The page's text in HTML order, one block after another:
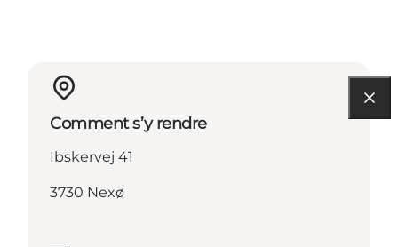
Comment s’y rendre
Ibskervej 41
3730 Nexø